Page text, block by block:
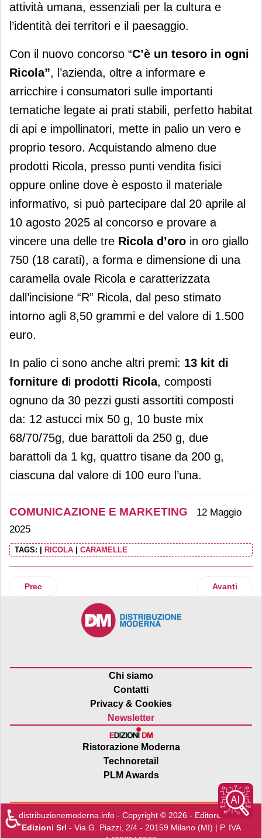
attività umana, essenziali per la cultura e
l’identità dei territori e il paesaggio.
Con il nuovo concorso “C’è un tesoro in ogni
Ricola”, l’azienda, oltre a informare e
arricchire i consumatori sulle importanti
tematiche legate ai prati stabili, perfetto habitat
di api e impollinatori, mette in palio un vero e
proprio tesoro. Acquistando almeno due
prodotti Ricola, presso punti vendita fisici
oppure online dove è esposto il materiale
informativo, si può partecipare dal 20 aprile al
10 agosto 2025 al concorso e provare a
vincere una delle tre Ricola d’oro in oro giallo
750 (18 carati), a forma e dimensione di una
caramella ovale Ricola e caratterizzata
dall’incisione “R” Ricola, dal peso stimato
intorno agli 8,50 grammi e del valore di 1.500
euro.
In palio ci sono anche altri premi: 13 kit di
forniture di prodotti Ricola, composti
ognuno da 30 pezzi gusti assortiti composti
da: 12 astucci mix 50 g, 10 buste mix
68/70/75g, due barattoli da 250 g, due
barattoli da 1 kg, quattro tisane da 200 g,
ciascuna dal valore di 100 euro l’una.
COMUNICAZIONE E MARKETING
12 Maggio
2025
TAGS: RICOLA CARAMELLE
Articolo precedente: Illy, on air la campagna “L’emozione
Prec Articolo
Avanti
Chi siamo
Contatti
Privacy & Cookies
Newsletter
Ristorazione Moderna
Technoretail
PLM Awards
distribuzionemoderna.info - Copyright © 2026 - Editore:Edra
Edizioni Srl - Via G. Piazzi, 2/4 - 20159 Milano (MI) | P. IVA